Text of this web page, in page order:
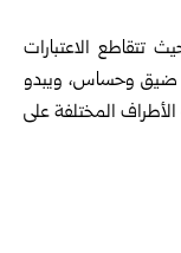
تتقاطع الاعتبارات
ضيق وحساس، ويبدو
المختلفة على